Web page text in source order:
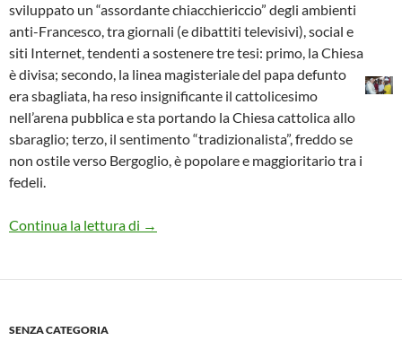
sviluppato un “assordante chiacchiericcio” degli ambienti
anti-Francesco, tra giornali (e dibattiti televisivi), social e
siti Internet, tendenti a sostenere tre tesi: primo, la Chiesa
è divisa; secondo, la linea magisteriale del papa defunto
era sbagliata, ha reso insignificante il cattolicesimo
nell’arena pubblica e sta portando la Chiesa cattolica allo
sbaraglio; terzo, il sentimento “tradizionalista”, freddo se
non ostile verso Bergoglio, è popolare e maggioritario tra i
fedeli.
Continua la lettura di Il papa del Vangelo. La nostra Rosa
→
SENZA CATEGORIA